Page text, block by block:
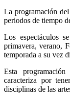
La programación
periodos de tiempo
Los espectáculos
primavera, verano,
temporada a su vez
Esta
caracteriza por
disciplinas de las